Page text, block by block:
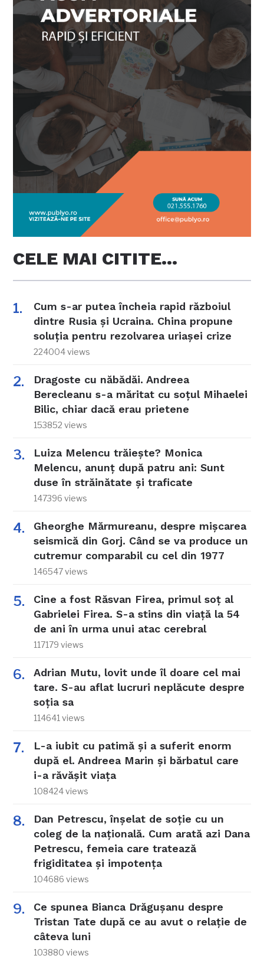
CELE MAI CITITE…
Cum s-ar putea încheia rapid războiul
dintre Rusia și Ucraina. China propune
soluția pentru rezolvarea uriașei crize
224004 views
Dragoste cu năbădăi. Andreea
Berecleanu s-a măritat cu soțul Mihaelei
Bilic, chiar dacă erau prietene
153852 views
Luiza Melencu trăiește? Monica
Melencu, anunț după patru ani: Sunt
duse în străinătate și traficate
147396 views
Gheorghe Mărmureanu, despre mișcarea
seismică din Gorj. Când se va produce un
cutremur comparabil cu cel din 1977
146547 views
Cine a fost Răsvan Firea, primul soț al
Gabrielei Firea. S-a stins din viață la 54
de ani în urma unui atac cerebral
117179 views
Adrian Mutu, lovit unde îl doare cel mai
tare. S-au aflat lucruri neplăcute despre
soția sa
114641 views
L-a iubit cu patimă și a suferit enorm
după el. Andreea Marin și bărbatul care
i-a răvășit viața
108424 views
Dan Petrescu, înșelat de soție cu un
coleg de la națională. Cum arată azi Dana
Petrescu, femeia care tratează
frigiditatea și impotența
104686 views
Ce spunea Bianca Drăgușanu despre
Tristan Tate după ce au avut o relație de
câteva luni
103880 views